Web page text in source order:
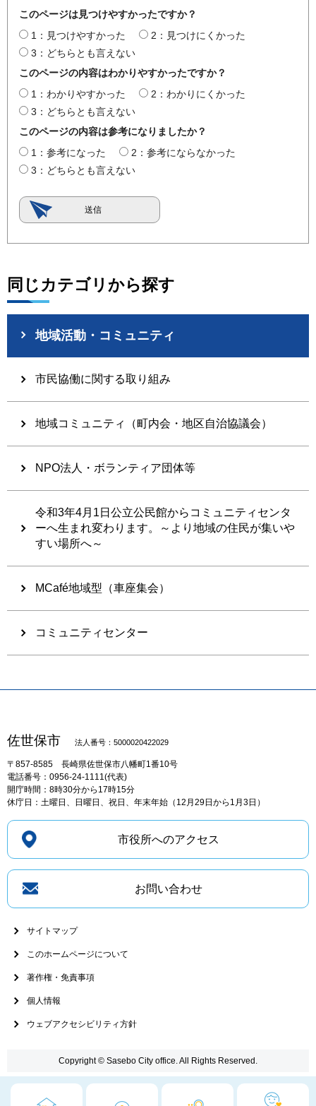
このページは見つけやすかったですか？
1：見つけやすかった
2：見つけにくかった
3：どちらとも言えない
このページの内容はわかりやすかったですか？
1：わかりやすかった
2：わかりにくかった
3：どちらとも言えない
このページの内容は参考になりましたか？
1：参考になった
2：参考にならなかった
3：どちらとも言えない
同じカテゴリから探す
地域活動・コミュニティ
市民協働に関する取り組み
地域コミュニティ（町内会・地区自治協議会）
NPO法人・ボランティア団体等
令和3年4月1日公立公民館からコミュニティセンタ
ーへ生まれ変わります。～より地域の住民が集いや
すい場所へ～
MCafé地域型（車座集会）
コミュニティセンター
佐世保市 法人番号：5000020422029
〒857-8585 長崎県佐世保市八幡町1番10号
電話番号：0956-24-1111(代表)
開庁時間：8時30分から17時15分
休庁日：土曜日、日曜日、祝日、年末年始（12月29日から1月3日）
市役所へのアクセス
お問い合わせ
サイトマップ
このホームページについて
著作権・免責事項
個人情報
ウェブアクセシビリティ方針
Copyright © Sasebo City office. All Rights Reserved.